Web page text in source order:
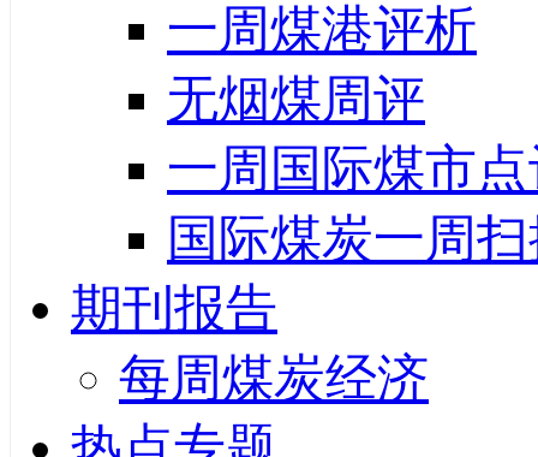
一周煤港评析
无烟煤周评
一周国际煤市
国际煤炭一周
期刊报告
每周煤炭经济